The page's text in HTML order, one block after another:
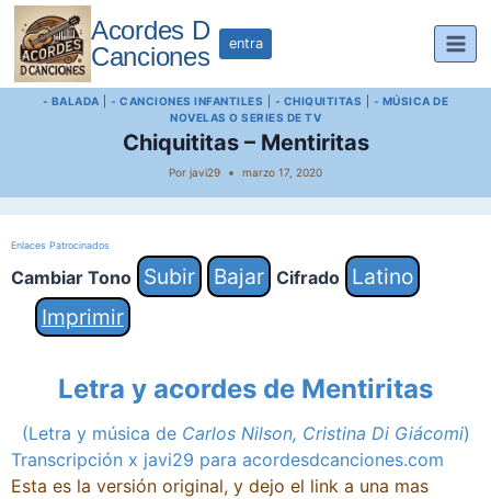
Saltar
contenido
Acordes D
Canciones
entra
- BALADA |- CANCIONES INFANTILES - CHIQUITITAS
- MÚSICA DE
NOVELAS O SERIES DE TV
Chiquititas – Mentiritas
Por javi29 marzo 17, 2020
Enlaces Patrocinados
Cambiar Tono Subir Bajar Cifrado
Latino
Imprimir
Letra y acordes de Mentiritas
(Letra y música de Carlos Nilson, Cristina Di Giácomi)
Transcripción x javi29 para acordesdcanciones.com
Esta es la versión original, y dejo el link a una mas